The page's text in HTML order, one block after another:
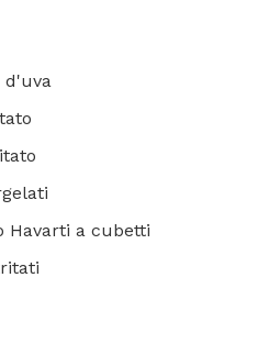
d'uva
Havarti a cubetti